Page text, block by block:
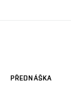
PŘEDNÁŠKA